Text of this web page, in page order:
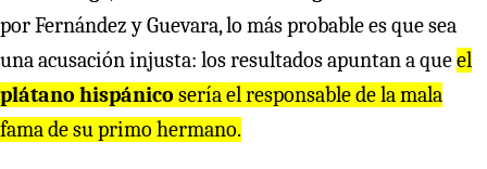
por Fernández y Guevara, lo más probable es que sea
una acusación injusta: los resultados apuntan a queel
plátano hispánico sería el responsable de la mala
fama de su primo hermano.